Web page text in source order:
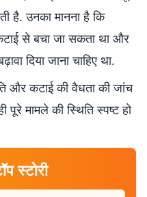
है. उनका मानना है कि
से बचा जा सकता था और
दिया जाना चाहिए था.
और कटाई की वैधता की जांच
पूरे मामले की स्थिति स्पष्ट हो
स्टोरी